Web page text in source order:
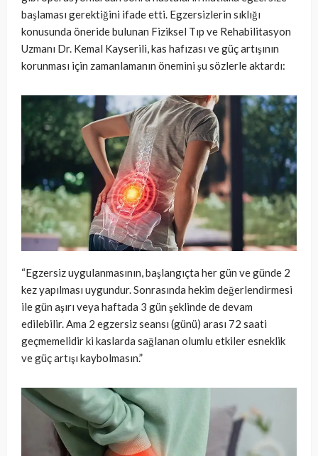
başlaması gerektiğini ifade etti. Egzersizlerin sıklığı
konusunda öneride bulunan Fiziksel Tıp ve Rehabilitasyon
Uzmanı Dr. Kemal Kayserili, kas hafızası ve güç artışının
korunması için zamanlamanın önemini şu sözlerle aktardı:
“Egzersiz uygulanmasının, başlangıçta her gün ve günde 2
kez yapılması uygundur. Sonrasında hekim değerlendirmesi
ile gün aşırı veya haftada 3 gün şeklinde de devam
edilebilir. Ama 2 egzersiz seansı (günü) arası 72 saati
geçmemelidir ki kaslarda sağlanan olumlu etkiler esneklik
ve güç artışı kaybolmasın.”